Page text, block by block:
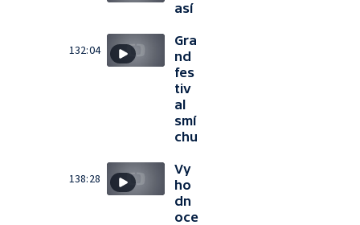
así
132:04
Gra
nd
fes
tiv
al
smí
chu
138:28
Vy
ho
dn
oce